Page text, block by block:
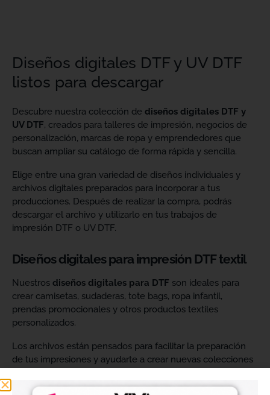
Diseños digitales DTF y UV DTF
listos para descargar
Descubre nuestra colección de diseños digitales DTF y
UV DTF, creados para talleres de impresión, negocios de
personalización, marcas de ropa y emprendedores que
buscan ampliar su catálogo de forma rápida y sencilla.
Elige entre una gran variedad de diseños individuales y
archivos digitales preparados para incorporar a tus
producciones. Después de realizar la compra, podrás
descargar el archivo y utilizarlo en tus trabajos de
impresión DTF o UV DTF.
Diseños digitales para impresión DTF textil
Nuestros diseños digitales para DTF son ideales para
crear camisetas, sudaderas, tote bags, ropa infantil,
prendas promocionales y otros productos textiles
personalizados.
Los archivos están pensados para facilitar la preparación
de tus impresiones y ayudarte a crear nuevas colecciones
tendrás que adaptar el tamaño a tus necesidades, preparar